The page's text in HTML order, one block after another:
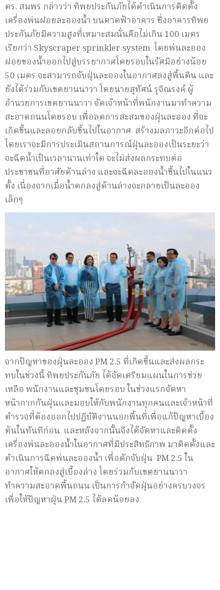
ดร. สมพร กล่าวว่า ทิพยประกันภัยได้ดำเนินการติดตั้ง
เครื่องพ่นฝอยละอองน้ำ บนดาดฟ้าอาคาร ซึ่งอาคารทิพย
ประกันภัยมีความสูงที่เหมาะสมนั่นคือไม่เกิน 100 เมตร
เรียกว่า Skyscraper sprinkler system โดยพ่นละออง
ฝอยของน้ำออกไปสู่บรรยากาศโดยรอบในรัศมีอย่างน้อย
50 เมตร จะสามารถจับฝุ่นละอองในอากาศลงสู่พื้นดิน และ
ยังได้ร่วมกับเขตยานนาวา โดยนายสุทัศน์ รุจิณรงค์ ผู้
อำนวยการเขตยานนาวา จัดเจ้าหน้าที่พนักงานมาทำความ
สะอาดถนนโดยรอบ เพื่อลดการสะสมของฝุ่นละออง ที่จะ
เกิดขึ้นและลอยกลับขึ้นไปในอากาศ สร้างมลภาวะอีกต่อไป
โดยเราจะมีการประเมินสถานการณ์ฝุ่นละอองเป็นระยะว่า
จะฉีดน้ำเป็นเวลานานเท่าใด จะไม่ส่งผลกระทบต่อ
ประชาชนที่อาศัยด้านล่าง และจะฉีดละอองน้ำขึ้นไปในแนว
ตั้ง เนื่องจากเมื่อน้ำตกลงสู่ด้านล่างจะกลายเป็นละออง
เล็กๆ
จากปัญหาของฝุ่นละออง PM 2.5 ที่เกิดขึ้นและส่งผลกระ
ทบในช่วงนี้ ทิพยประกันภัย ได้จัดเตรียมแผนในการช่วย
เหลือ พนักงานและชุมชนโดยรอบ ในช่วงแรกจัดหา
หน้ากากกันฝุ่นและมอบให้กับพนักงานทุกคนและเจ้าหน้าที่
ตำรวจที่ต้องออกไปปฏิบัติงานนอกพื้นที่เพื่อแก้ปัญหาเบื้อง
ต้นในทันทีก่อน และหลังจากนั้นจึงได้จัดหาและติดตั้ง
เครื่องพ่นละอองน้ำในอากาศที่มีประสิทธิภาพ มาติดตั้งและ
ดำเนินการฉีดพ่นละอองน้ำ เพื่อดักจับฝุ่น PM 2.5 ใน
อากาศให้ตกลงสู่เบื้องล่าง โดยร่วมกับเขตยานนาวา
ทำความสะอาดพื้นถนน เป็นการกำจัดฝุ่นอย่างครบวงจร
เพื่อให้ปัญหาฝุ่น PM 2.5 ได้ลดน้อยลง